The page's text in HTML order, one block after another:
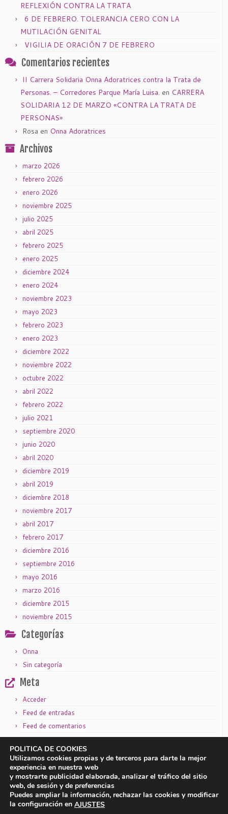
REFLEXIÓN CONTRA LA TRATA
6 DE FEBRERO. TOLERANCIA CERO CON LA
MUTILACIÓN GENITAL
VIGILIA DE ORACIÓN 7 DE FEBRERO
Comentarios recientes
II Carrera Solidaria Onna Adoratrices contra la Trata de
Personas. – Corredores Parque María Luisa. en CARRERA
SOLIDARIA 12 DE MARZO «CONTRA LA TRATA DE
PERSONAS»
Rosa en Onna Adoratrices
Archivos
marzo 2026
febrero 2026
enero 2026
noviembre 2025
julio 2025
abril 2025
febrero 2025
enero 2025
diciembre 2024
enero 2024
noviembre 2023
mayo 2023
febrero 2023
enero 2023
diciembre 2022
noviembre 2022
octubre 2022
abril 2022
febrero 2022
julio 2021
septiembre 2020
junio 2020
abril 2020
diciembre 2019
abril 2019
diciembre 2018
noviembre 2017
abril 2017
febrero 2017
diciembre 2016
septiembre 2016
mayo 2016
marzo 2016
diciembre 2015
noviembre 2015
Categorías
Onna
Sin categoría
Meta
Acceder
Feed de entradas
Feed de comentarios
WordPress.org
Aviso legal| Política de privacidad
POLITICA DE COOKIES
Utilizamos cookies propias y de terceros para darte la mejor
experiencia en nuestra web
y mostrarte publicidad elaborada, analizar el tráfico del sitio
web, de sesión y de preferencias
Puedes ampliar la información, rechazar las cookies y modificar
la configuración en AJUSTES